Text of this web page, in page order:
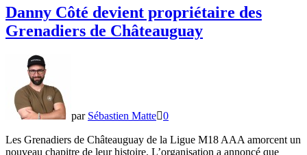
aux
Chevaliers
de
Danny Côté devient propriétaire des
Grenadiers de Châteauguay
par Sébastien Matte 0
Les Grenadiers de Châteauguay de la Ligue M18 AAA amorcent un
nouveau chapitre de leur histoire. L’organisation a annoncé que